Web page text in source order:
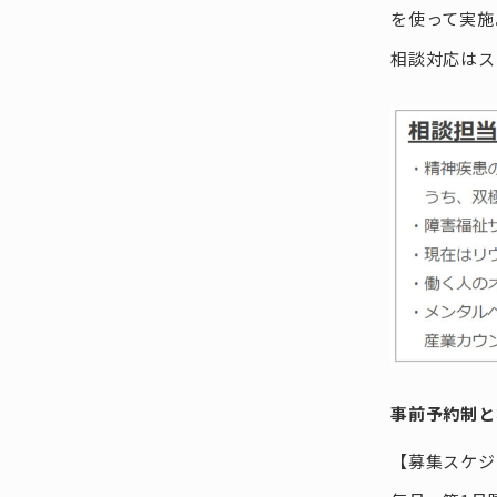
を使って実
相談対応は
事前予約制
【募集スケ